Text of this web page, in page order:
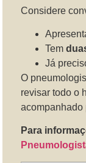
Considere
Tem
Já
O
revisar todo o
acompanhado
Para